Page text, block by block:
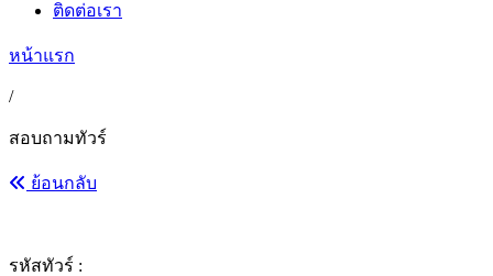
ติดต่อเรา
หน้าแรก
/
สอบถามทัวร์
ย้อนกลับ
รหัสทัวร์ :